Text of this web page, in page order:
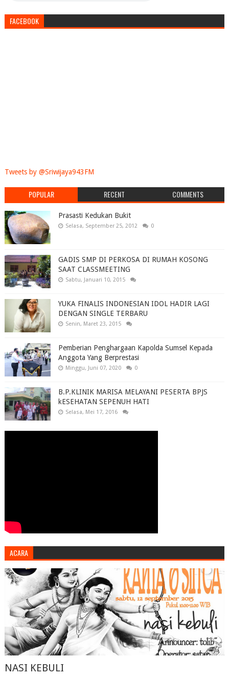
FACEBOOK
Tweets by @Sriwijaya943FM
POPULAR RECENT COMMENTS
Prasasti Kedukan Bukit
Selasa, September 25, 2012 0
GADIS SMP DI PERKOSA DI RUMAH KOSONG
SAAT CLASSMEETING
Sabtu, Januari 10, 2015
YUKA FINALIS INDONESIAN IDOL HADIR LAGI
DENGAN SINGLE TERBARU
Senin, Maret 23, 2015
Pemberian Penghargaan Kapolda Sumsel Kepada
Anggota Yang Berprestasi
Minggu, Juni 07, 2020 0
B.P.KLINIK MARISA MELAYANI PESERTA BPJS
kESEHATAN SEPENUH HATI
Selasa, Mei 17, 2016
ACARA
NASI KEBULI